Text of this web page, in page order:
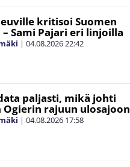
kritisoi Suomen
Sami Pajari eri linjoilla
| 04.08.202622:42
paljasti, mikä johti
Ogierin rajuun ulosajoon
| 04.08.2026 17:58